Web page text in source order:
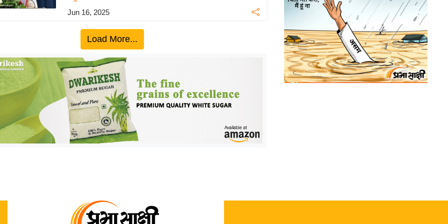
Jun 16, 2025
Load More...